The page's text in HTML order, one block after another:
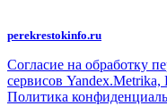
perekrestokinfo.ru
Согласие на обработку
сервисов
Политика